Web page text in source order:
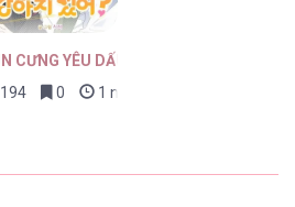
CƯNG YÊU DẤU
194
0 1 ngày trước